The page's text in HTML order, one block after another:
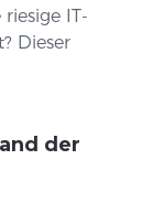
IT-
Dieser
der